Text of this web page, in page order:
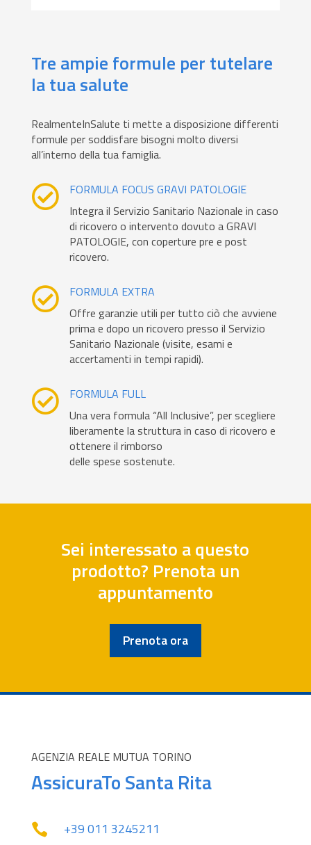
Tre ampie formule per tutelare
la tua salute
RealmenteInSalute ti mette a disposizione differenti
formule per soddisfare bisogni molto diversi
all’interno della tua famiglia.

FORMULA FOCUS GRAVI PATOLOGIE
Integra il Servizio Sanitario Nazionale in caso
di ricovero o intervento dovuto a GRAVI
PATOLOGIE, con coperture pre e post
ricovero.

FORMULA EXTRA
Offre garanzie utili per tutto ciò che avviene
prima e dopo un ricovero presso il Servizio
Sanitario Nazionale (visite, esami e
accertamenti in tempi rapidi).

FORMULA FULL
Una vera formula “All Inclusive”, per scegliere
liberamente la struttura in caso di ricovero e
ottenere il rimborso
delle spese sostenute.
Sei interessato a questo
prodotto? Prenota un
appuntamento
Prenota ora
AGENZIA REALE MUTUA TORINO
AssicuraTo Santa Rita
 +39 011 3245211‬